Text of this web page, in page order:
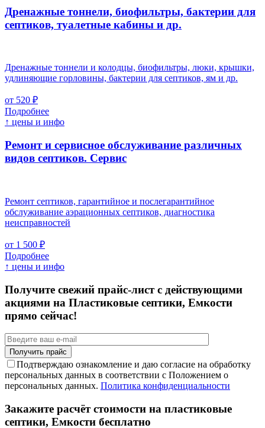
Дренажные тоннели, биофильтры, бактерии для
септиков, туалетные кабины и др.
Дренажные тоннели и колодцы, биофильтры, люки, крышки,
удлиняющие горловины, бактерии для септиков, ям и др.
от 520 ₽
Подробнее
↑ цены и инфо
Ремонт и сервисное обслуживание различных
видов септиков. Сервис
Ремонт септиков, гарантийное и послегарантийное
обслуживание аэрационных септиков, диагностика
неисправностей
от 1 500 ₽
Подробнее
↑ цены и инфо
Получите свежий прайс-лист с действующими
акциями на Пластиковые септики, Емкости
прямо сейчас!
Подтверждаю ознакомление и даю согласие на обработку
персональных данных в соответствии с Положением о
персональных данных. Политика конфиденциальности
Закажите расчёт стоимости на пластиковые
септики, Емкости бесплатно